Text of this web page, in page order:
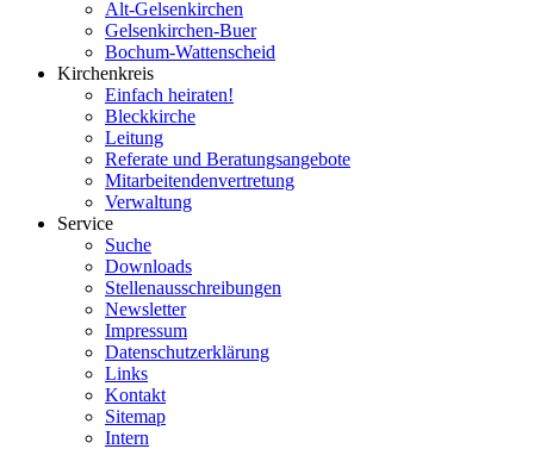
Alt-Gelsenkirchen
Gelsenkirchen-Buer
Bochum-Wattenscheid
Kirchenkreis
Einfach heiraten!
Bleckkirche
Leitung
Referate und Beratungsangebote
Mitarbeitendenvertretung
Verwaltung
Service
Suche
Downloads
Stellenausschreibungen
Newsletter
Impressum
Datenschutzerklärung
Links
Kontakt
Sitemap
Intern